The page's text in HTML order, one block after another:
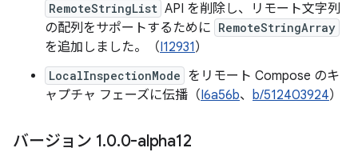
RemoteStringList API を削除し、リモート文字列
の配列をサポートするために RemoteStringArray
を追加しました。（I12931）
LocalInspectionMode をリモート Compose のキ
ャプチャ フェーズに伝播（I6a56b、 b/512403924）
バージョン 1.0.0-alpha12